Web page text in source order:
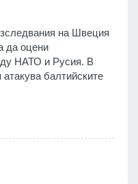
на Швеция
да оцени
НАТО и Русия. В
балтийските